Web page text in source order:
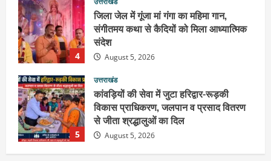
5
उत्तराखंड
कांवड़ियों की सेवा में जुटा हरिद्वार-रूड़की
विकास प्राधिकरण, जलपान व प्रसाद वितरण
से जीता श्रद्धालुओं का दिल
August 5, 2026
1
उत्तराखंड
2036 ओलंपिक का सपना लेकर निकलेगी
कांवड़ यात्रा, संतों ने दिया विजयी भव का
आशीर्वाद
August 6, 2026